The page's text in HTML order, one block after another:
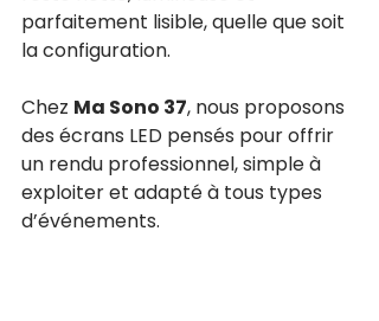
parfaitement lisible, quelle que soit
la configuration.
Chez Ma Sono 37, nous proposons
des écrans LED pensés pour offrir
un rendu professionnel, simple à
exploiter et adapté à tous types
d’événements.